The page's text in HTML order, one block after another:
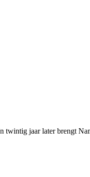
twintig jaar later brengt